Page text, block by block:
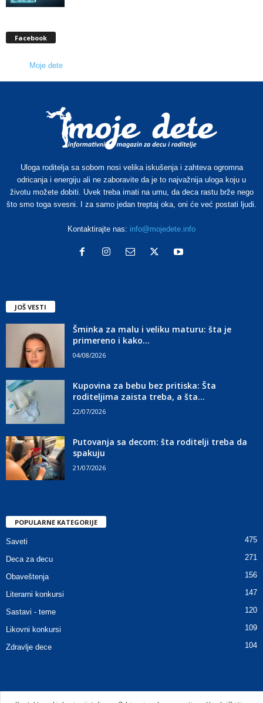
Facebook
Moje dete
Uloga roditelja sa sobom nosi velika iskušenja i zahteva ogromna
odricanja i energiju ali ne zaboravite da je to najvažnija uloga koju u
životu možete dobiti. Uvek treba imati na umu, da deca rastu brže nego
što smo toga svesni. I za samo jedan treptaj oka, oni će već postati ljudi.
Kontaktirajte nas: info@mojedete.info
JOŠ VESTI
Šminka za malu i veliku maturu: šta je
primereno i kako...
04/08/2026
Kupovina za bebu bez pritiska: Šta
roditeljima zaista treba, a šta...
22/07/2026
Putovanja sa decom: šta roditelji treba da
spakuju
21/07/2026
POPULARNE KATEGORIJE
Saveti 475
Deca za decu 271
Obaveštenja 156
Literarni konkursi 147
Sastavi - teme 120
Likovni konkursi 109
Zdravlje dece 104